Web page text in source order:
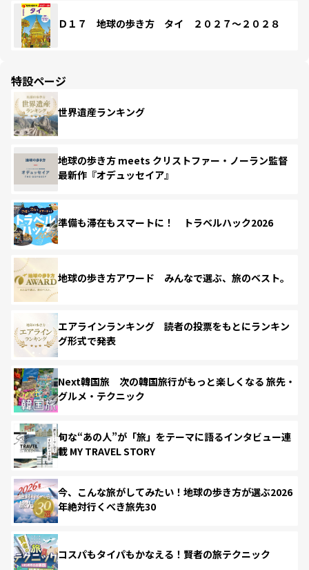
Ｄ１７ 地球の歩き方 タイ ２０２７～２０２８
特設ページ
世界遺産ランキング
地球の歩き方 meets クリストファー・ノーラン監督
最新作『オデュッセイア』
準備も滞在もスマートに！ トラベルハック2026
地球の歩き方アワード みんなで選ぶ、旅のベスト。
エアラインランキング 読者の投票をもとにランキン
グ形式で発表
Next韓国旅 次の韓国旅行がもっと楽しくなる 旅先・
グルメ・テクニック
旬な“あの人”が「旅」をテーマに語るインタビュー連
載 MY TRAVEL STORY
今、こんな旅がしてみたい！地球の歩き方が選ぶ2026
年絶対行くべき旅先30
コスパもタイパもかなえる！賢者の旅テクニック